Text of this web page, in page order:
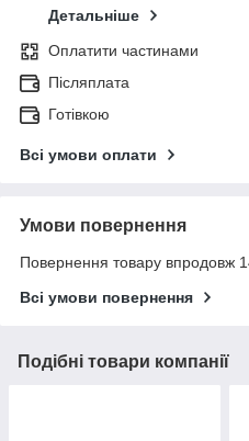
Детальніше
Оплатити частинами
Післяплата
Готівкою
Всі умови оплати
Умови повернення
Повернення товару впродовж
Всі умови повернення
Подібні товари компанії